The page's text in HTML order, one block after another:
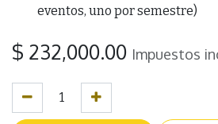
eventos, uno por semestre)
$ 232,000.00 Impuestos